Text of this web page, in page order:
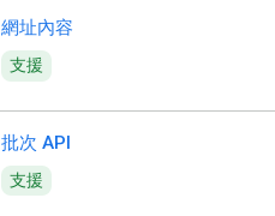
網址內容
支援
批次 API
支援